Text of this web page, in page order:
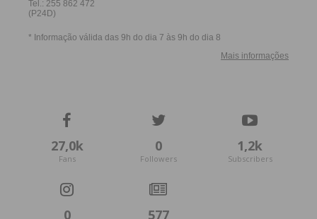
27,0k
Fans
0
Followers
1,2k
Subscribers
0 577